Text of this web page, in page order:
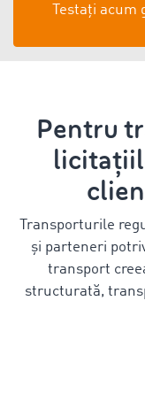
Testați
Pentru
Transporturile
și parteneri
transport
structurată,